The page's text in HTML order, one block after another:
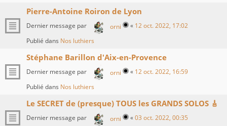
Pierre-Antoine Roiron de Lyon
Dernier message par orni « 12 oct. 2022, 17:02
Publié dans Nos luthiers
Stéphane Barillon d'Aix-en-Provence
Dernier message par orni « 12 oct. 2022, 16:59
Publié dans Nos luthiers
Le SECRET de (presque) TOUS les GRANDS SOLOS 🎸
Dernier message par orni «03 oct. 2022, 00:35